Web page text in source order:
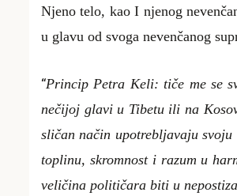
Njeno telo, kao I njenog
u glavu od svoga nevenčanog
“Princip Petra Keli: tiče me se
nečijoj glavi u Tibetu ili na
sličan način upotrebljavaju
toplinu, skromnost i razum u
veličina političara biti u